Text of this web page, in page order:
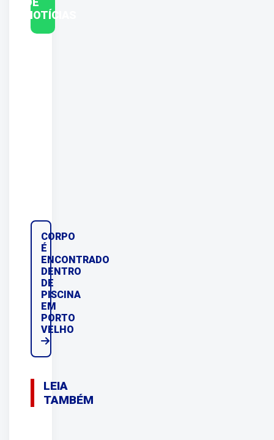
NOTÍCIAS
CORPO
É
ENCONTRADO
DENTRO
DE
PISCINA
EM
PORTO
VELHO
LEIA
TAMBÉM